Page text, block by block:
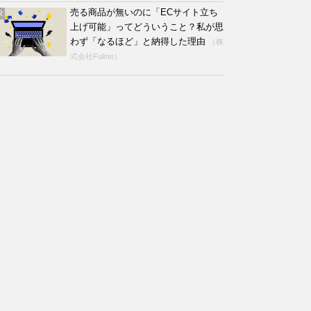
売る商品が無いのに「ECサイト立ち
上げ可能」ってどういうこと？私が思
わず「なるほど」と納得した理由
（株
式会社Fulmo）